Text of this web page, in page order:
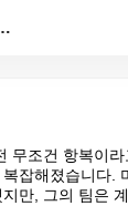
트럼프의 변화하는 이란...
무조건 항복이
잡해졌습니다.
만, 그의 팀은